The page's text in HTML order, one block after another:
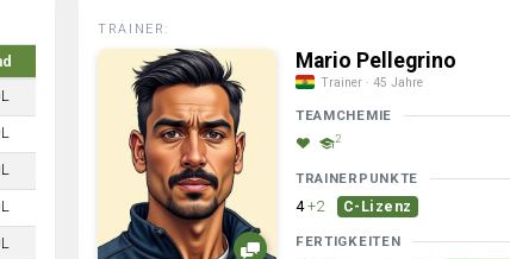
TRAINER:
Mario Pellegrino
Trainer · 45 Jahre
TEAMCHEMIE
2
TRAINERPUNKTE
4 +2 C-Lizenz
FERTIGKEITEN